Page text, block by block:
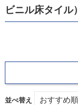
ビニル床タイル）
並べ替え